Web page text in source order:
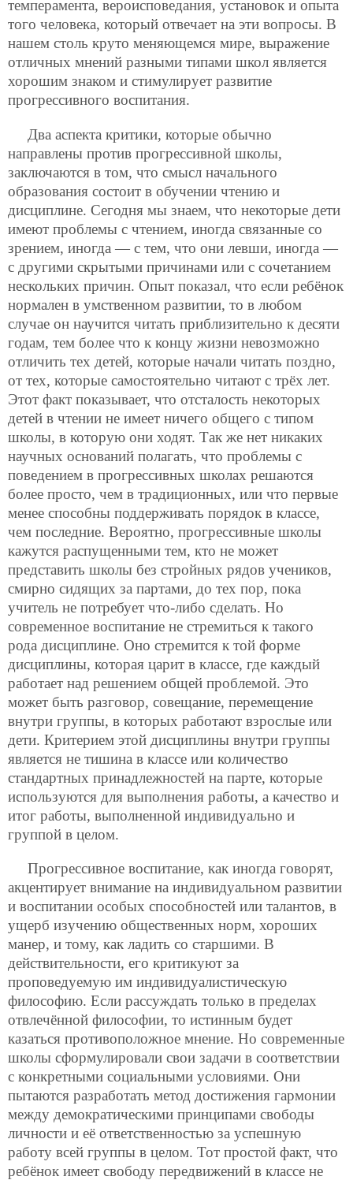
темперамента, вероисповедания, установок и опыта
того человека, который отвечает на эти вопросы. В
нашем столь круто меняющемся мире, выражение
отличных мнений разными типами школ является
хорошим знаком и стимулирует развитие
прогрессивного воспитания.
Два аспекта критики, которые обычно
направлены против прогрессивной школы,
заключаются в том, что смысл начального
образования состоит в обучении чтению и
дисциплине. Сегодня мы знаем, что некоторые дети
имеют проблемы с чтением, иногда связанные со
зрением, иногда — с тем, что они левши, иногда —
с другими скрытыми причинами или с сочетанием
нескольких причин. Опыт показал, что если ребёнок
нормален в умственном развитии, то в любом
случае он научится читать приблизительно к десяти
годам, тем более что к концу жизни невозможно
отличить тех детей, которые начали читать поздно,
от тех, которые самостоятельно читают с трёх лет.
Этот факт показывает, что отсталость некоторых
детей в чтении не имеет ничего общего с типом
школы, в которую они ходят. Так же нет никаких
научных оснований полагать, что проблемы с
поведением в прогрессивных школах решаются
более просто, чем в традиционных, или что первые
менее способны поддерживать порядок в классе,
чем последние. Вероятно, прогрессивные школы
кажутся распущенными тем, кто не может
представить школы без стройных рядов учеников,
смирно сидящих за партами, до тех пор, пока
учитель не потребует что-либо сделать. Но
современное воспитание не стремиться к такого
рода дисциплине. Оно стремится к той форме
дисциплины, которая царит в классе, где каждый
работает над решением общей проблемой. Это
может быть разговор, совещание, перемещение
внутри группы, в которых работают взрослые или
дети. Критерием этой дисциплины внутри группы
является не тишина в классе или количество
стандартных принадлежностей на парте, которые
используются для выполнения работы, а качество и
итог работы, выполненной индивидуально и
группой в целом.
Прогрессивное воспитание, как иногда говорят,
акцентирует внимание на индивидуальном развитии
и воспитании особых способностей или талантов, в
ущерб изучению общественных норм, хороших
манер, и тому, как ладить со старшими. В
действительности, его критикуют за
проповедуемую им индивидуалистическую
философию. Если рассуждать только в пределах
отвлечённой философии, то истинным будет
казаться противоположное мнение. Но современные
школы сформулировали свои задачи в соответствии
с конкретными социальными условиями. Они
пытаются разработать метод достижения гармонии
между демократическими принципами свободы
личности и её ответственностью за успешную
работу всей группы в целом. Тот простой факт, что
ребёнок имеет свободу передвижений в классе не